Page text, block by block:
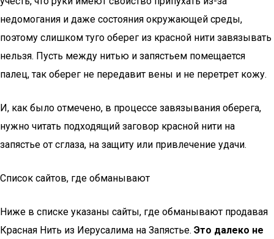
недомогания и даже состояния окружающей среды,
поэтому слишком туго оберег из красной нити завязывать
нельзя. Пусть между нитью и запястьем помещается
палец, так оберег не передавит вены и не перетрет кожу.
И, как было отмечено, в процессе завязывания оберега,
нужно читать подходящий заговор красной нити на
запястье от сглаза, на защиту или привлечение удачи.
Список сайтов, где обманывают
Ниже в списке указаны сайты, где обманывают продавая
Красная Нить из Иерусалима на Запястье. Это далеко не